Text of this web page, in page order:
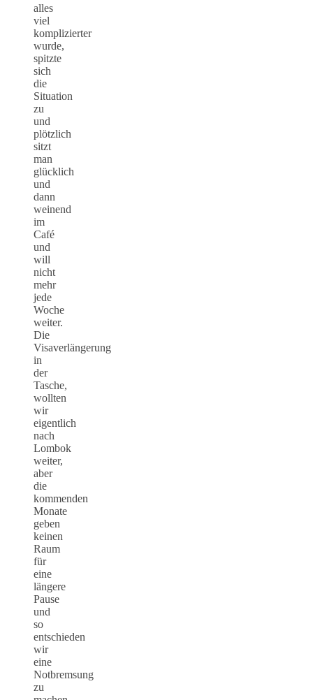
alles
viel
komplizierter
wurde,
spitzte
sich
die
Situation
zu
und
plötzlich
sitzt
man
glücklich
und
dann
weinend
im
Café
und
will
nicht
mehr
jede
Woche
weiter.
Die
Visaverlängerung
in
der
Tasche,
wollten
wir
eigentlich
nach
Lombok
weiter,
aber
die
kommenden
Monate
geben
keinen
Raum
für
eine
längere
Pause
und
so
entschieden
wir
eine
Notbremsung
zu